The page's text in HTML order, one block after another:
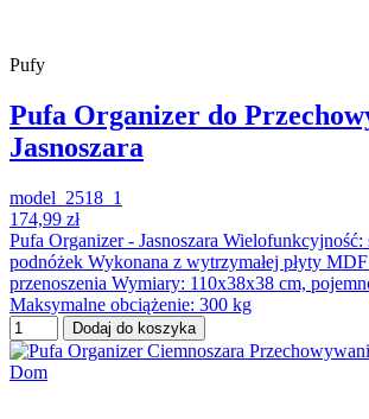
Pufy
Pufa Organizer do
Jasnoszara
model_2518_1
174,99 zł
Pufa Organizer - Jasnoszara
podnóżek Wykonana z wytrzymałej płyty
przenoszenia Wymiary: 110x38x38 cm,
Maksymalne obciążenie: 300 kg
Dodaj do koszyka